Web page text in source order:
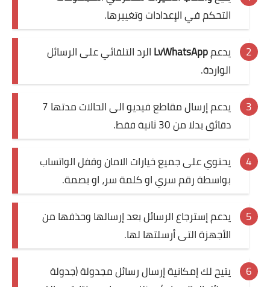
التحكم في الإعدادات وتغييرها.
يدعمLvWhatsAppالرد التلقائي على الرسائل
الواردة.
يدعم إرسال مقاطع فيديو الى الحالات مدتها 7
دقائق بدلا من 30 ثانية فقط.
يحتوي على جميع خيارات الامان وقفل الواتساب
بواسطة رقم سري او كلمة سر، او بصمة.
يدعم إسترجاع الرسائل بعد إرسالها وحذفها من
الأجهزة التى أرسلتها لها.
يتيح لك إمكانية إرسال رسائل مجدولة (جدولة